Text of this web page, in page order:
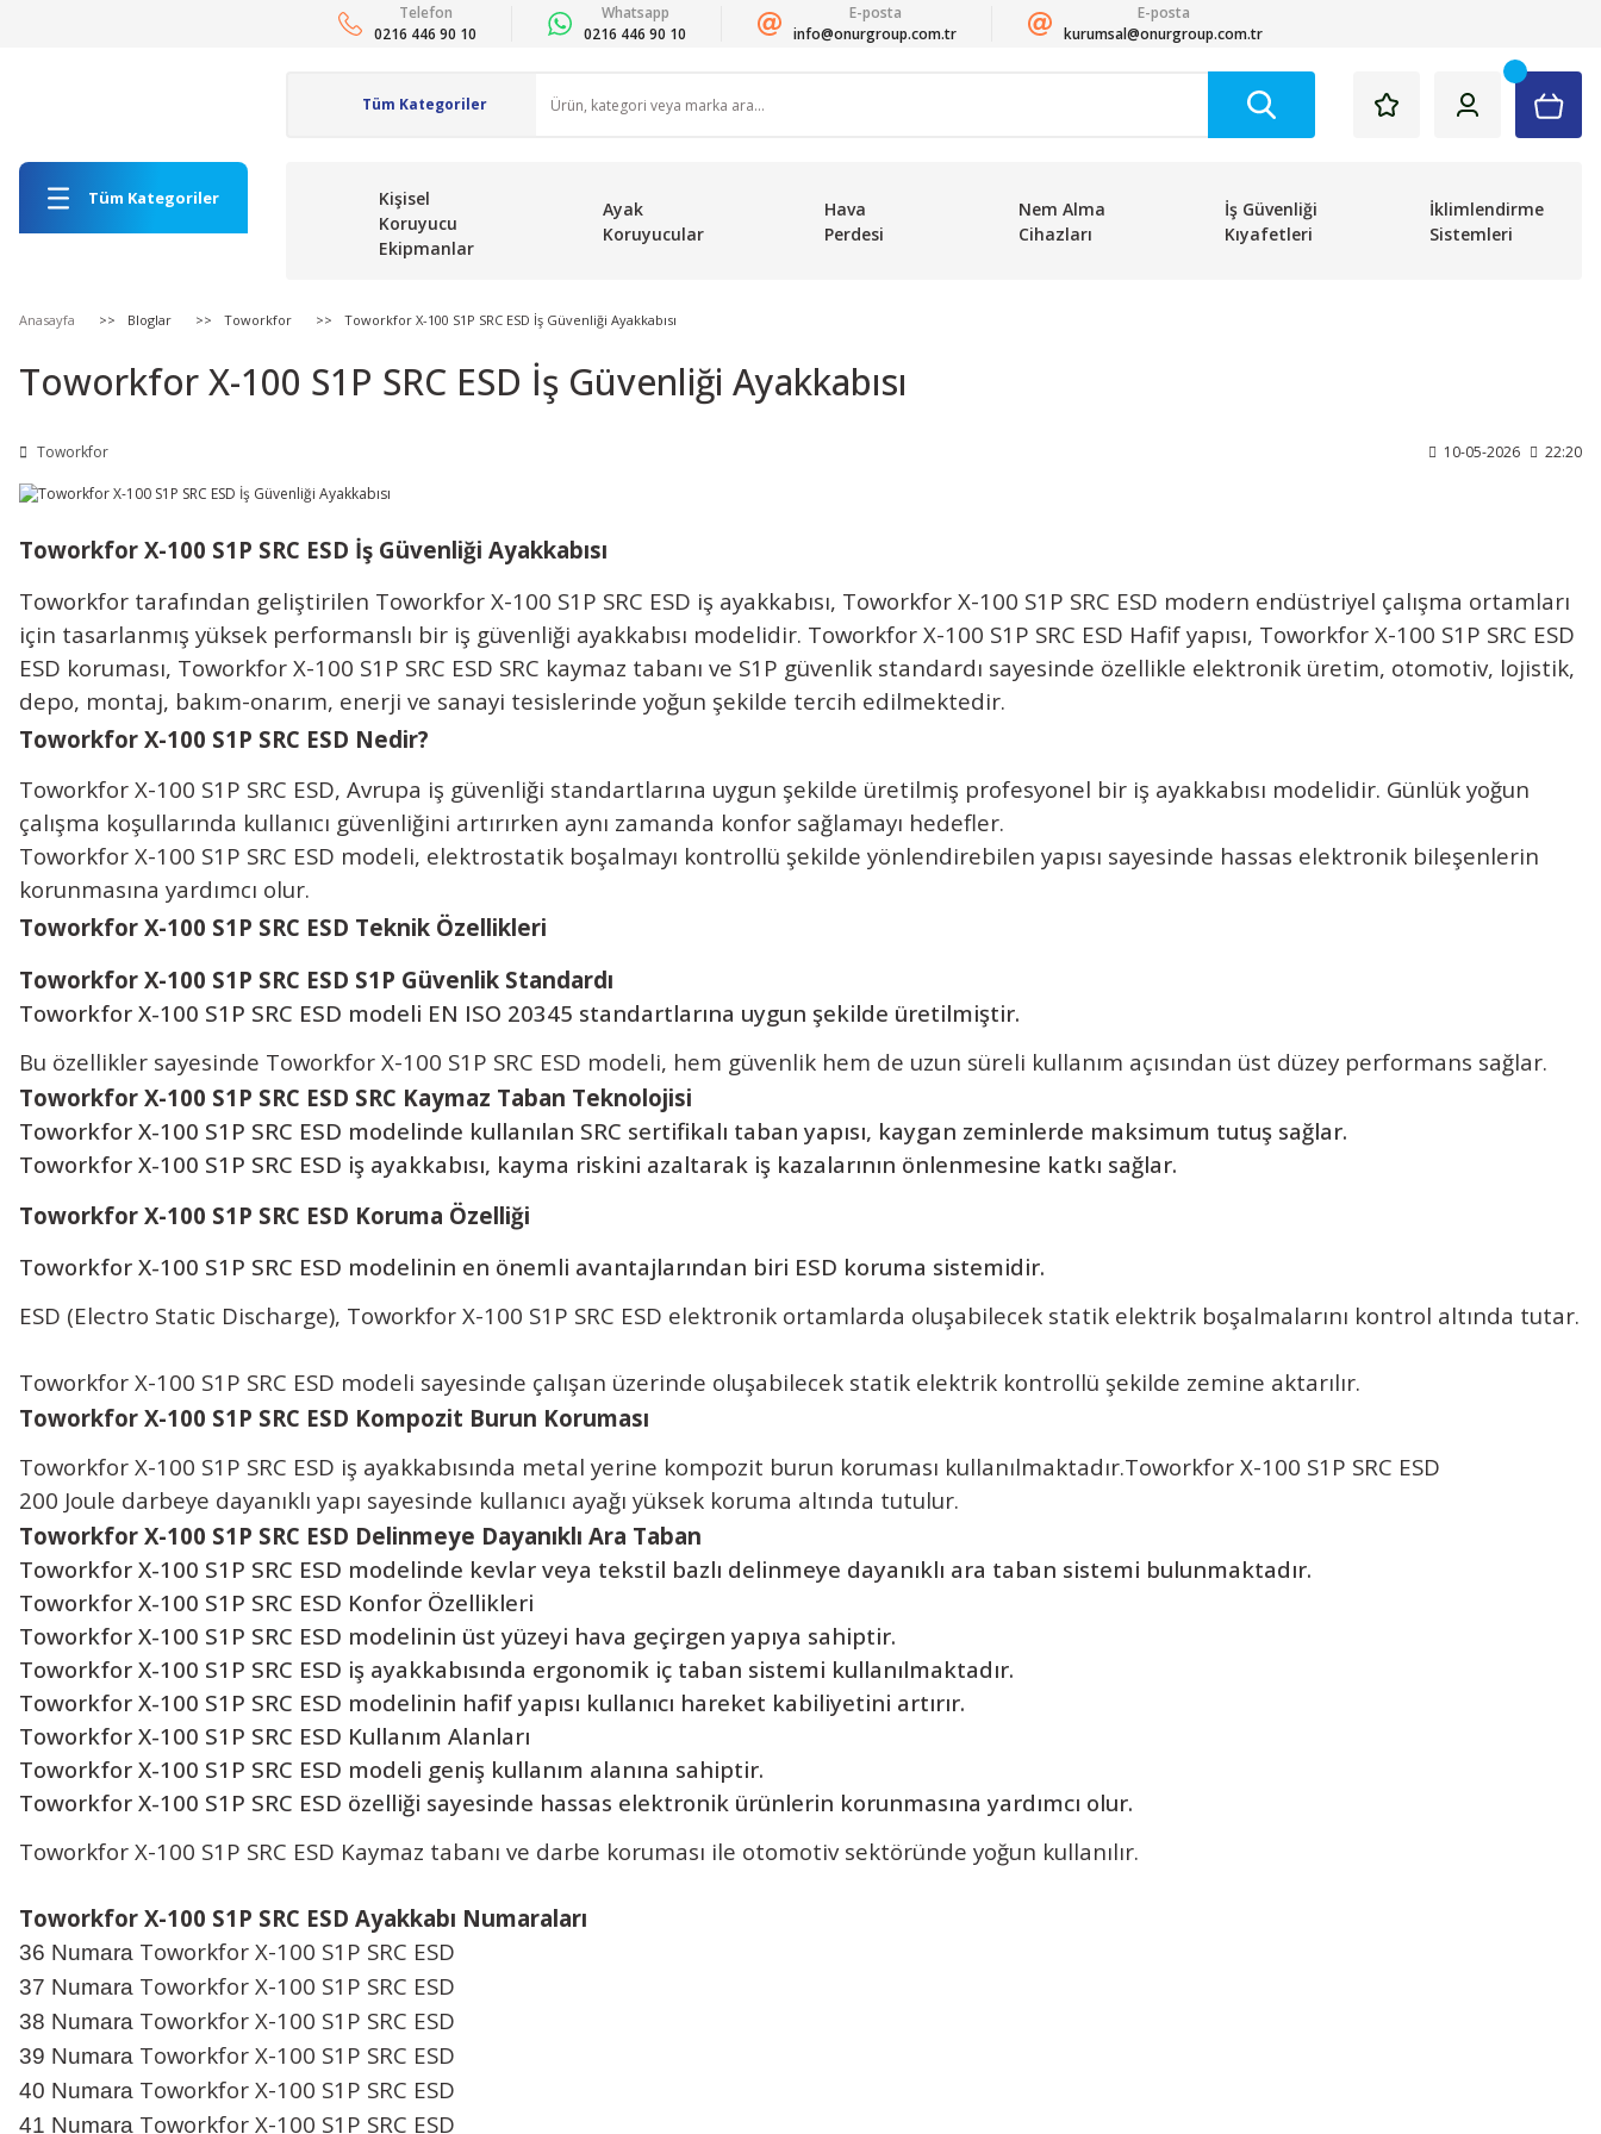
Telefon
0216 446 90 10
Whatsapp
0216 446 90 10
E-posta
info@onurgroup.com.tr
E-posta
kurumsal@onurgroup.com.tr
Tüm Kategoriler
Kişisel
Koruyucu
Ekipmanlar
Ayak
Koruyucular
Hava
Perdesi
Nem Alma
Cihazları
İş Güvenliği
Kıyafetleri
İklimlendirme
Sistemleri
Anasayfa Bloglar Toworkfor Toworkfor X-100 S1P SRC ESD İş Güvenliği Ayakkabısı
Toworkfor X-100 S1P SRC ESD İş Güvenliği Ayakkabısı
Toworkfor 10-05-2026 22:20
Toworkfor X-100 S1P SRC ESD İş Güvenliği Ayakkabısı
Toworkfor tarafından geliştirilen Toworkfor X-100 S1P SRC ESD iş ayakkabısı, Toworkfor X-100 S1P SRC ESD modern endüstriyel çalışma ortamları
için tasarlanmış yüksek performanslı bir iş güvenliği ayakkabısı modelidir. Toworkfor X-100 S1P SRC ESD Hafif yapısı, Toworkfor X-100 S1P SRC ESD
ESD koruması, Toworkfor X-100 S1P SRC ESD SRC kaymaz tabanı ve S1P güvenlik standardı sayesinde özellikle elektronik üretim, otomotiv, lojistik,
depo, montaj, bakım-onarım, enerji ve sanayi tesislerinde yoğun şekilde tercih edilmektedir.
Toworkfor X-100 S1P SRC ESD Nedir?
Toworkfor X-100 S1P SRC ESD, Avrupa iş güvenliği standartlarına uygun şekilde üretilmiş profesyonel bir iş ayakkabısı modelidir. Günlük yoğun
çalışma koşullarında kullanıcı güvenliğini artırırken aynı zamanda konfor sağlamayı hedefler.
Toworkfor X-100 S1P SRC ESD modeli, elektrostatik boşalmayı kontrollü şekilde yönlendirebilen yapısı sayesinde hassas elektronik bileşenlerin
korunmasına yardımcı olur.
Toworkfor X-100 S1P SRC ESD Teknik Özellikleri
Toworkfor X-100 S1P SRC ESD S1P Güvenlik Standardı
Toworkfor X-100 S1P SRC ESD modeli EN ISO 20345 standartlarına uygun şekilde üretilmiştir.
Bu özellikler sayesinde Toworkfor X-100 S1P SRC ESD modeli, hem güvenlik hem de uzun süreli kullanım açısından üst düzey performans sağlar.
Toworkfor X-100 S1P SRC ESD SRC Kaymaz Taban Teknolojisi
Toworkfor X-100 S1P SRC ESD modelinde kullanılan SRC sertifikalı taban yapısı, kaygan zeminlerde maksimum tutuş sağlar.
Toworkfor X-100 S1P SRC ESD iş ayakkabısı, kayma riskini azaltarak iş kazalarının önlenmesine katkı sağlar.
Toworkfor X-100 S1P SRC ESD Koruma Özelliği
Toworkfor X-100 S1P SRC ESD modelinin en önemli avantajlarından biri ESD koruma sistemidir.
ESD (Electro Static Discharge), Toworkfor X-100 S1P SRC ESD elektronik ortamlarda oluşabilecek statik elektrik boşalmalarını kontrol altında tutar.
Toworkfor X-100 S1P SRC ESD modeli sayesinde çalışan üzerinde oluşabilecek statik elektrik kontrollü şekilde zemine aktarılır.
Toworkfor X-100 S1P SRC ESD Kompozit Burun Koruması
Toworkfor X-100 S1P SRC ESD iş ayakkabısında metal yerine kompozit burun koruması kullanılmaktadır.Toworkfor X-100 S1P SRC ESD
200 Joule darbeye dayanıklı yapı sayesinde kullanıcı ayağı yüksek koruma altında tutulur.
Toworkfor X-100 S1P SRC ESD Delinmeye Dayanıklı Ara Taban
Toworkfor X-100 S1P SRC ESD modelinde kevlar veya tekstil bazlı delinmeye dayanıklı ara taban sistemi bulunmaktadır.
Toworkfor X-100 S1P SRC ESD Konfor Özellikleri
Toworkfor X-100 S1P SRC ESD modelinin üst yüzeyi hava geçirgen yapıya sahiptir.
Toworkfor X-100 S1P SRC ESD iş ayakkabısında ergonomik iç taban sistemi kullanılmaktadır.
Toworkfor X-100 S1P SRC ESD modelinin hafif yapısı kullanıcı hareket kabiliyetini artırır.
Toworkfor X-100 S1P SRC ESD Kullanım Alanları
Toworkfor X-100 S1P SRC ESD modeli geniş kullanım alanına sahiptir.
Toworkfor X-100 S1P SRC ESD özelliği sayesinde hassas elektronik ürünlerin korunmasına yardımcı olur.
Toworkfor X-100 S1P SRC ESD Kaymaz tabanı ve darbe koruması ile otomotiv sektöründe yoğun kullanılır.
Toworkfor X-100 S1P SRC ESD Ayakkabı Numaraları
36 Numara Toworkfor X-100 S1P SRC ESD
37 Numara Toworkfor X-100 S1P SRC ESD
38 Numara Toworkfor X-100 S1P SRC ESD
39 Numara Toworkfor X-100 S1P SRC ESD
40 Numara Toworkfor X-100 S1P SRC ESD
41 Numara Toworkfor X-100 S1P SRC ESD